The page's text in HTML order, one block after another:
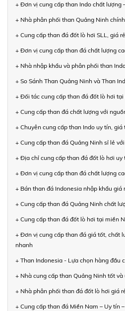
+ Đơn vị cung cấp than Indo chất lượng
+ Nhà phân phối than Quảng Ninh
+ Cung cấp than đá đốt lò hơi SLL, giá
+ Đơn vị cung cấp than đá chất lượng
+ Nhà nhập khẩu và phân phối than
+ So Sánh Than Quảng Ninh và Than
+ Đối tác cung cấp than đá đốt lò hơi
+ Cung cấp than đá chất lượng với
+ Chuyên cung cấp than Indo uy tín,
+ Cung cấp than đá Quảng Ninh sỉ lẻ
+ Địa chỉ cung cấp than đá đốt lò hơi
+ Đơn vị cung cấp than đá chất lượng
+ Bán than đá Indonesia nhập khẩu giá
+ Cung cấp than đá Quảng Ninh chất
+ Cung cấp than đá đốt lò hơi tại miền
+ Đơn vị cung cấp than đá giá tốt, chất
nhanh
+ Than Indonesia - Lựa chọn hàng đầu
+ Nhà cung cấp than Quảng Ninh tốt
+ Nhà phân phối than đá đốt lò hơi giá
+ Cung cấp than đá Miền Nam – Uy tín